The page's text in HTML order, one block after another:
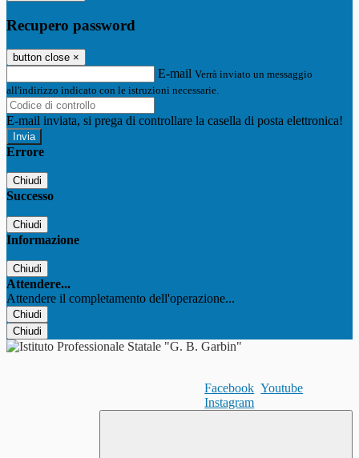
Recupero password
button close ×
E-mail Verrà inviato un messaggio
all'indirizzo indicato con le istruzioni necessarie.
E-mail inviata, si prega di controllare la casella di posta elettronica!
Errore
Chiudi
Successo
Chiudi
Informazione
Chiudi
Attendere...
Attendere il completamento dell'operazione...
Chiudi
Chiudi
Facebook Youtube
Instagram